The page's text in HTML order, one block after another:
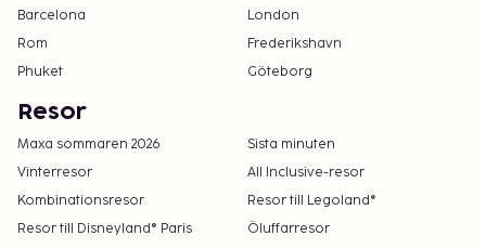
Barcelona
London
Rom
Frederikshavn
Phuket
Göteborg
Resor
Maxa sommaren 2026
Sista minuten
Vinterresor
All Inclusive-resor
Kombinationsresor
Resor till Legoland®
Resor till Disneyland® Paris
Öluffarresor